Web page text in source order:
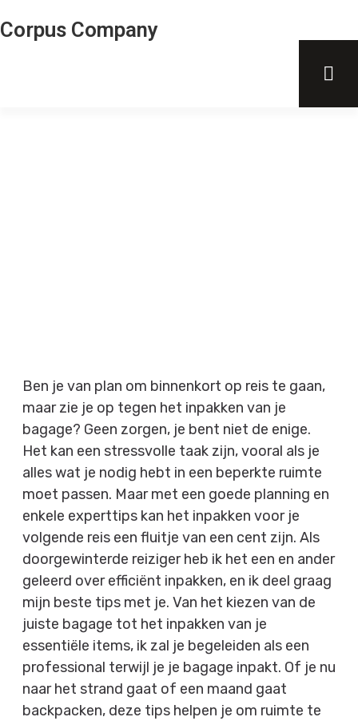
Corpus Company
Ben je van plan om binnenkort op reis te gaan,
maar zie je op tegen het inpakken van je
bagage? Geen zorgen, je bent niet de enige.
Het kan een stressvolle taak zijn, vooral als je
alles wat je nodig hebt in een beperkte ruimte
moet passen. Maar met een goede planning en
enkele experttips kan het inpakken voor je
volgende reis een fluitje van een cent zijn. Als
doorgewinterde reiziger heb ik het een en ander
geleerd over efficiënt inpakken, en ik deel graag
mijn beste tips met je. Van het kiezen van de
juiste bagage tot het inpakken van je
essentiële items, ik zal je begeleiden als een
professional terwijl je je bagage inpakt. Of je nu
naar het strand gaat of een maand gaat
backpacken, deze tips helpen je om ruimte te